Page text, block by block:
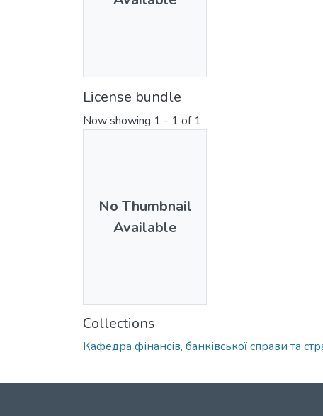
License bundle
Now showing 1 - 1 of 1
No Thumbnail
Available
Collections
Кафедра фінансів, банківської справи та